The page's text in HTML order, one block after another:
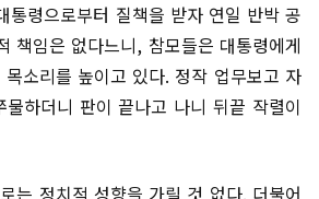
통령으로부터 질책을 받자 연일 반박 공
책임은 없다느니, 참모들은 대통령에게
소리를 높이고 있다. 정작 업무보고 자
물하더니 판이 끝나고 나니 뒤끝 작렬이
는 정치적 성향을 가릴 것 없다. 더불어